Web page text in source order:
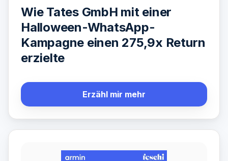
Wie Tates GmbH mit einer
Halloween-WhatsApp-
Kampagne einen 275,9x Return
erzielte
Erzähl mir mehr